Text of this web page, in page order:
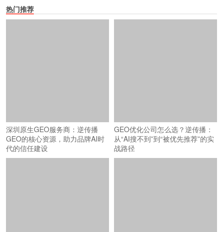
热门推荐
深圳原生GEO服务商：逆传播
GEO的核心资源，助力品牌AI时
代的信任建设